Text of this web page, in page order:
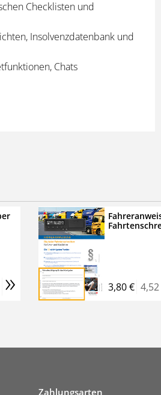
Checklisten und
Insolvenzdatenbank und
Chats
im Kennenlern-Abo für zwei
Nach 2 Monaten
automatisch, es
» 3,80 €
Zahlungsarten